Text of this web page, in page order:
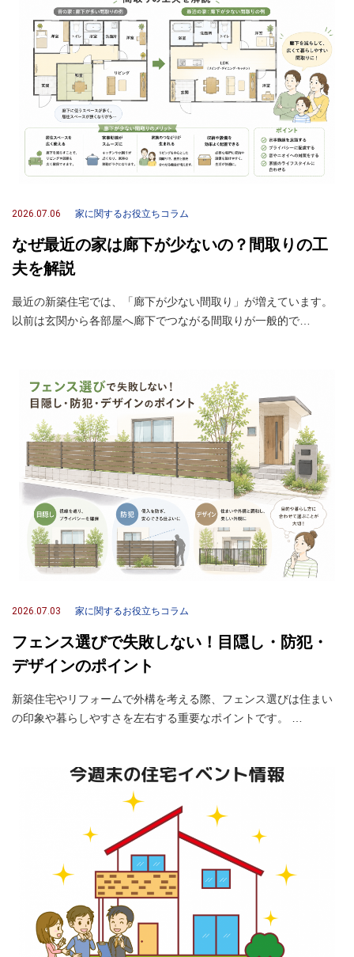
2026.07.06 家に関するお役立ちコラム
なぜ最近の家は廊下が少ないの？間取りの工
夫を解説
最近の新築住宅では、「廊下が少ない間取り」が増えています。
以前は玄関から各部屋へ廊下でつながる間取りが一般的で…
2026.07.03 家に関するお役立ちコラム
フェンス選びで失敗しない！目隠し・防犯・
デザインのポイント
新築住宅やリフォームで外構を考える際、フェンス選びは住まい
の印象や暮らしやすさを左右する重要なポイントです。 …